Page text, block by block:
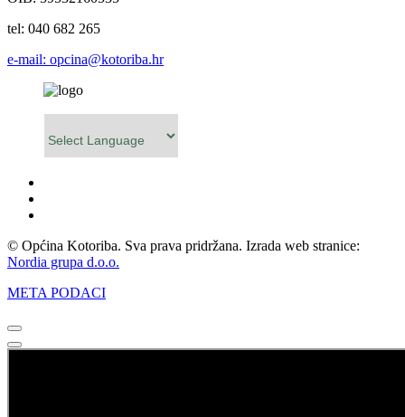
tel: 040 682 265
e-mail: opcina@kotoriba.hr
© Općina Kotoriba. Sva prava pridržana. Izrada web stranice:
Nordia grupa d.o.o.
META PODACI